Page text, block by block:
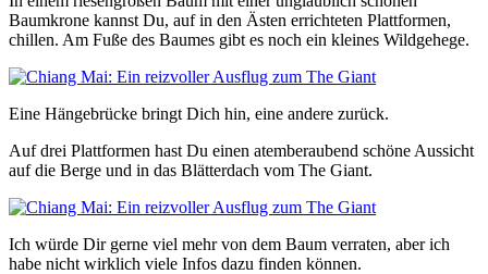
Baumkrone kannst Du, auf in den Ästen errichteten Plattformen,
chillen. Am Fuße des Baumes gibt es noch ein kleines Wildgehege.
Eine Hängebrücke bringt Dich hin, eine andere zurück.
Auf drei Plattformen hast Du einen atemberaubend schöne Aussicht
auf die Berge und in das Blätterdach vom The Giant.
Ich würde Dir gerne viel mehr von dem Baum verraten, aber ich
habe nicht wirklich viele Infos dazu finden können.